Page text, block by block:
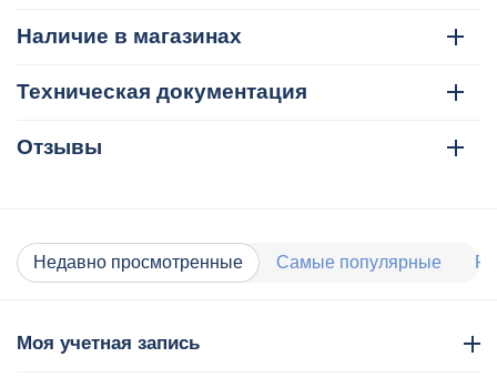
Наличие в магазинах
Техническая документация
Отзывы
Недавно просмотренные Самые популярные
Моя учетная запись